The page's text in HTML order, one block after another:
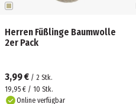
Herren Füßlinge Baumwolle
2er Pack
3,99 € / 2 Stk.
19,95 € / 10 Stk.
Online verfügbar